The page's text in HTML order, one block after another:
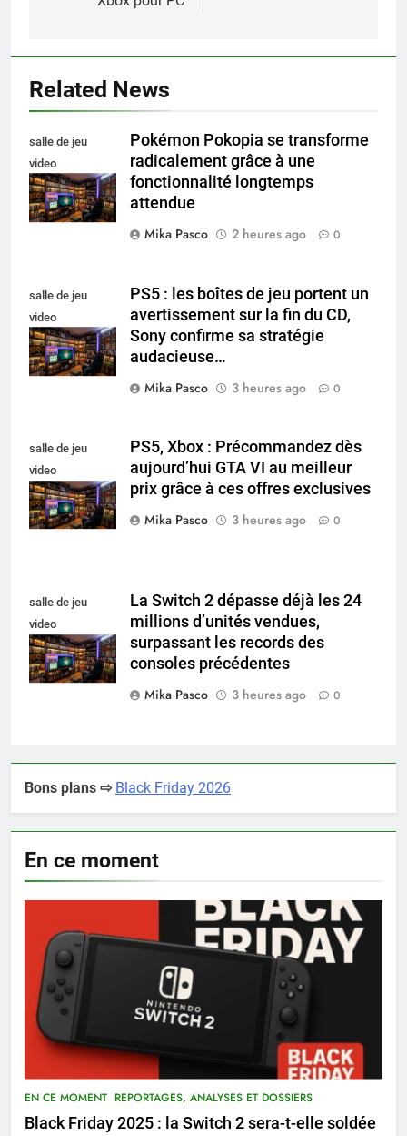
Related News
salle de jeu
video
collectionneur
Pokémon Pokopia se transforme
radicalement grâce à une
fonctionnalité longtemps
attendue
Mika Pasco
2 heures ago 0
salle de jeu
video
collectionneur
PS5 : les boîtes de jeu portent un
avertissement sur la fin du CD,
Sony confirme sa stratégie
audacieuse…
Mika Pasco
3 heures ago 0
salle de jeu
video
collectionneur
PS5, Xbox : Précommandez dès
aujourd’hui GTA VI au meilleur
prix grâce à ces offres exclusives
Mika Pasco
3 heures ago 0
salle de jeu
video
collectionneur
La Switch 2 dépasse déjà les 24
millions d’unités vendues,
surpassant les records des
consoles précédentes
Mika Pasco
3 heures ago 0
Bons plans ⇨ Black Friday 2026
En ce moment
EN CE MOMENT REPORTAGES, ANALYSES ET DOSSIERS
Black Friday 2025 : la Switch 2 sera-t-elle soldée